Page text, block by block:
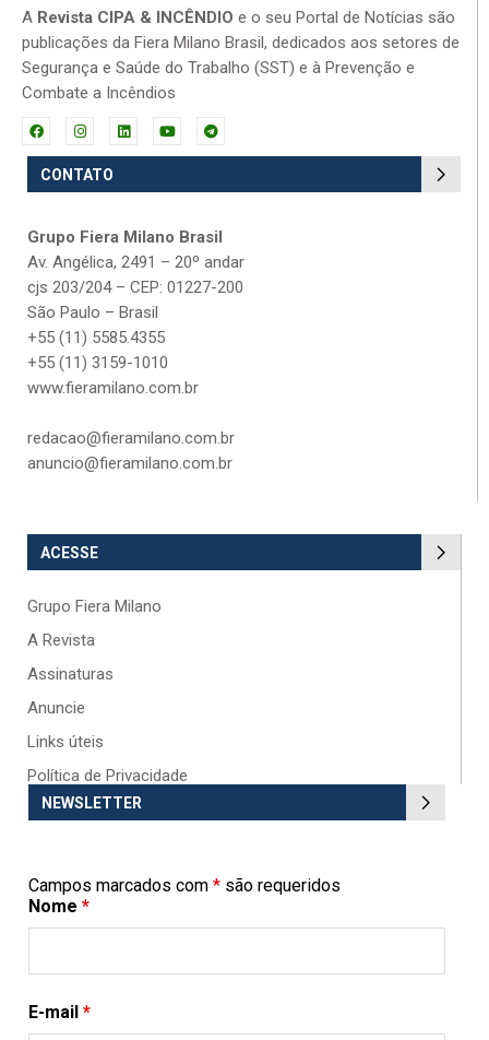
A Revista CIPA & INCÊNDIO e o seu Portal de Notícias são
publicações da Fiera Milano Brasil, dedicados aos setores de
Segurança e Saúde do Trabalho (SST) e à Prevenção e
Combate a Incêndios
CONTATO
Grupo Fiera Milano Brasil
Av. Angélica, 2491 – 20º andar
cjs 203/204 – CEP: 01227-200
São Paulo – Brasil
+55 (11) 5585.4355
+55 (11) 3159-1010
www.fieramilano.com.br
redacao@fieramilano.com.br
anuncio@fieramilano.com.br
ACESSE
Grupo Fiera Milano
A Revista
Assinaturas
Anuncie
Links úteis
Política de Privacidade
NEWSLETTER
Campos marcados com * são requeridos
Nome *
E-mail *